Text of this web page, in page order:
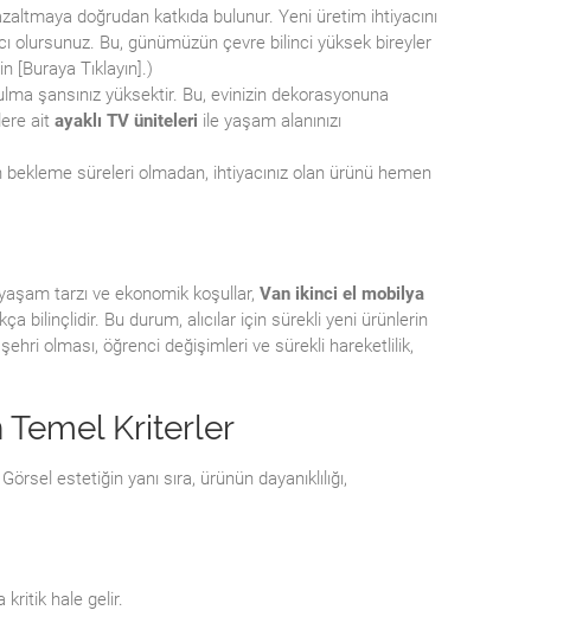
doğrudan katkıda bulunur. Yeni üretim ihtiyacını
olursunuz. Bu, günümüzün çevre bilinci yüksek bireyler
[Buraya Tıklayın].)
şansınız yüksektir. Bu, evinizin dekorasyonuna
ait ayaklı TV üniteleri ile yaşam alanınızı
süreleri olmadan, ihtiyacınız olan ürünü hemen
tarzı ve ekonomik koşullar, Van ikinci el mobilya
bilinçlidir. Bu durum, alıcılar için sürekli yeni ürünlerin
şehri olması, öğrenci değişimleri ve sürekli hareketlilik,
Temel Kriterler
estetiğin yanı sıra, ürünün dayanıklılığı,
kritik hale gelir.